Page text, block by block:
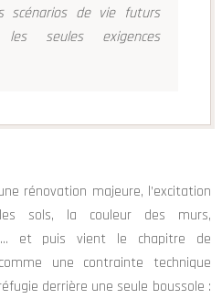
scénarios de vie futurs
seules exigences
rénovation majeure, l’excitation
sols, la couleur des murs,
et puis vient le chapitre de
une contrainte technique
derrière une seule boussole :